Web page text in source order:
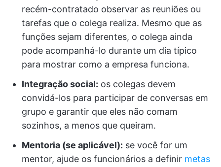
recém-contratado observar as reuniões ou
tarefas que o colega realiza. Mesmo que as
funções sejam diferentes, o colega ainda
pode acompanhá-lo durante um dia típico
para mostrar como a empresa funciona.
Integração social: os colegas devem
convidá-los para participar de conversas em
grupo e garantir que eles não comam
sozinhos, a menos que queiram.
Mentoria (se aplicável): se você for um
mentor, ajude os funcionários a definir metas